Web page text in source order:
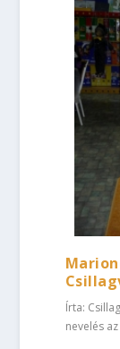
Írta:
nevelés